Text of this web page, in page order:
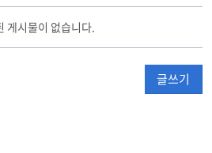
게시물이 없습니다.
글쓰기